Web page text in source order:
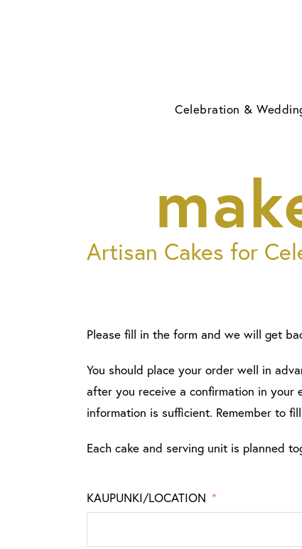
Celebration &
Artisan Cakes for
Please fill in the form and we will get
You should place your order well in
after you receive a confirmation in your
information is sufficient. Remember to
Each cake and serving unit is planned
KAUPUNKI/LOCATION